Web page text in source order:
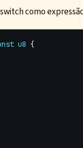
como
u8 {